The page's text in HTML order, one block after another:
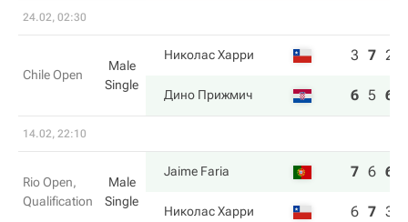
24.02, 02:30
Chile Open
Male
Single
Николас Харри 3 7 2
Дино Прижмич 6 5 6
14.02, 22:10
Rio Open,
Qualification
Male
Single
Jaime Faria 7 6 6
Николас Харри 6 7 3